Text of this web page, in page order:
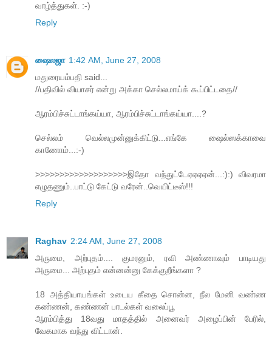
வாழ்த்துகள். :-)
Reply
ஷைலஜா 1:42 AM, June 27, 2008
மதுரையம்பதி said...
//பதிவில் வியாசர் என்று அக்கா செல்லமாய்க் கூப்பிட்டதை//
ஆரம்பிச்சுட்டாங்கய்யா, ஆரம்பிச்சுட்டாங்கய்யா....?
செல்லம் வெல்லமுன்னுக்கிட்டு...எங்கே ஷைல்ஸக்காவை
காணோம்...:-)
>>>>>>>>>>>>>>>>>>>இதோ வந்துட்டேஏஏஏஏன்...:):) விவரமா
எழுதணும்..பாட்டு கேட்டு வரேன்..வெயிட்டீஸ்!!!
Reply
Raghav 2:24 AM, June 27, 2008
அருமை, அற்புதம்.... குமரனும், ரவி அண்ணாவும் பாடியது
அருமை... அற்புதம் என்னன்னு கேக்குறீங்களா ?
18 அத்தியாயங்கள் உடைய கீதை சொன்ன, நீல மேனி வண்ண
கண்ணன், கண்ணன் பாடல்கள் வலைப்பூ
ஆரம்பித்து 18வது மாதத்தில் அனைவர் அழைப்பின் பேரில்,
வேகமாக வந்து விட்டான்.